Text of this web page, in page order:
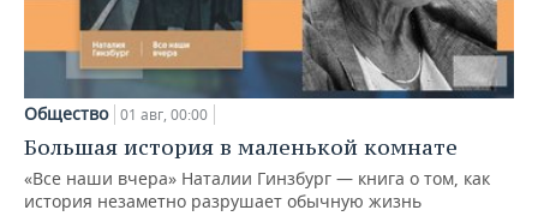
Общество 01 авг, 00:00
Большая история в маленькой комнате
«Все наши вчера» Наталии Гинзбург — книга о том, как
история незаметно разрушает обычную жизнь